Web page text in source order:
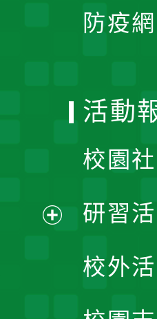
防疫
活動
校園
研習
校外